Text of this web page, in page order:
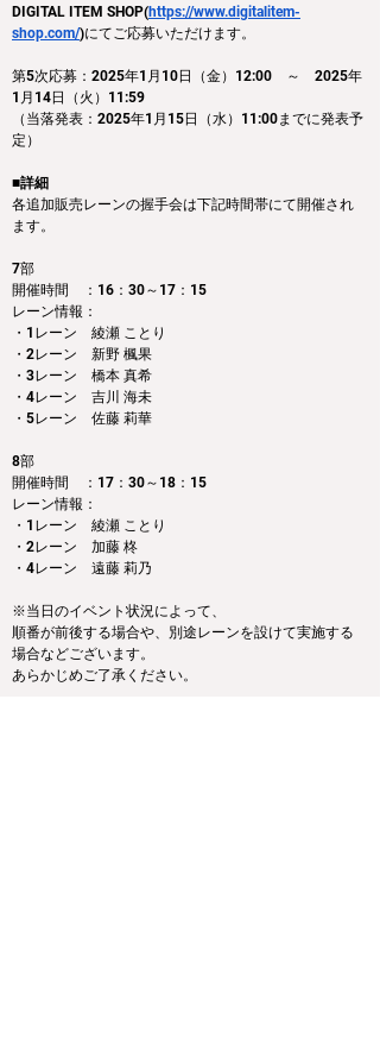
DIGITAL ITEM SHOP(https://www.digitalitem-
shop.com/)にてご応募いただけます。
第5次応募：2025年1月10日（金）12:00　～　2025年
1月14日（火）11:59
（当落発表：2025年1月15日（水）11:00までに発表予
定）
■詳細
各追加販売レーンの握手会は下記時間帯にて開催され
ます。
7部
開催時間　：16：30～17：15
レーン情報：
・1レーン　綾瀬 ことり
・2レーン　新野 楓果
・3レーン　橋本 真希
・4レーン　吉川 海未
・5レーン　佐藤 莉華
8部
開催時間　：17：30～18：15
レーン情報：
・1レーン　綾瀬 ことり
​​・2レーン　加藤 柊
・4レーン　遠藤 莉乃
※当日のイベント状況によって、
順番が前後する場合や、別途レーンを設けて実施する
場合などございます。
あらかじめご了承ください。